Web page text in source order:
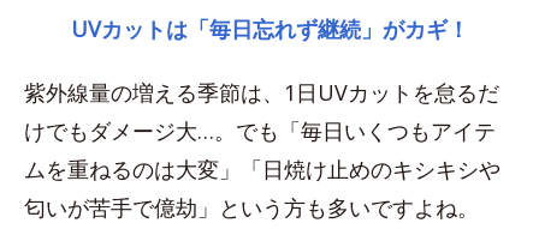
UVカットは「毎日忘れず継続」がカギ！
紫外線量の増える季節は、1日UVカットを怠るだ
けでもダメージ大…。でも「毎日いくつもアイテ
ムを重ねるのは大変」「日焼け止めのキシキシや
匂いが苦手で億劫」という方も多いですよね。